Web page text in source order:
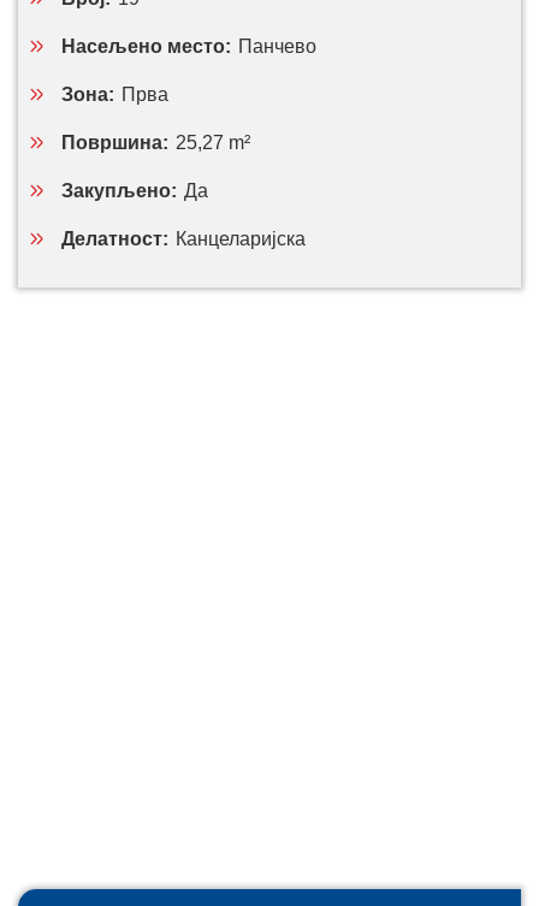
Насељено место: Панчево
Зона: Прва
Површина: 25,27 m²
Закупљено: Да
Делатност: Канцеларијска